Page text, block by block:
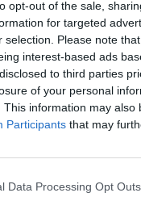
opt-out of the sale,
for targeted
selection. Please note
interest-based ads
to third parties
of your personal
This information may
Participants that may
Data Processing Opt Outs
Α.
Καρδίτσα